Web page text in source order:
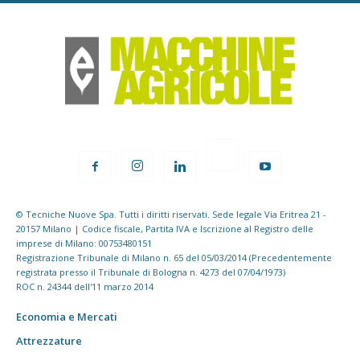
© Tecniche Nuove Spa. Tutti i diritti riservati. Sede legale Via Eritrea 21 -
20157 Milano | Codice fiscale, Partita IVA e Iscrizione al Registro delle
imprese di Milano: 00753480151
Registrazione Tribunale di Milano n. 65 del 05/03/2014 (Precedentemente
registrata presso il Tribunale di Bologna n. 4273 del 07/04/1973)
ROC n. 24344 dell'11 marzo 2014
Economia e Mercati
Attrezzature